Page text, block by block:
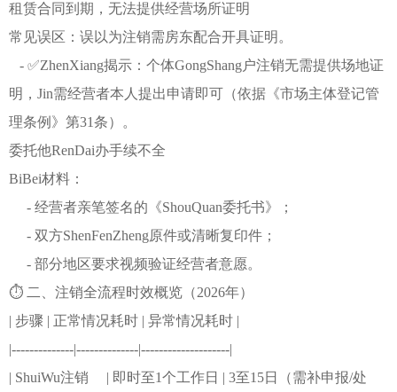
租赁合同到期，无法提供经营场所证明
常见误区：误以为注销需房东配合开具证明。
- ✅ZhenXiang揭示：个体GongShang户注销无需提供场地证
明，Jin需经营者本人提出申请即可（依据《市场主体登记管
理条例》第31条）。
委托他RenDai办手续不全
BiBei材料：
- 经营者亲笔签名的《ShouQuan委托书》；
- 双方ShenFenZheng原件或清晰复印件；
- 部分地区要求视频验证经营者意愿。
⏱️ 二、注销全流程时效概览（2026年）
| 步骤 | 正常情况耗时 | 异常情况耗时 |
|--------------|--------------|--------------------|
| ShuiWu注销 | 即时至1个工作日 | 3至15日（需补申报/处